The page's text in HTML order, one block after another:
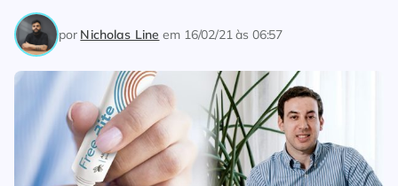
por Nicholas Line em 16/02/21 às 06:57